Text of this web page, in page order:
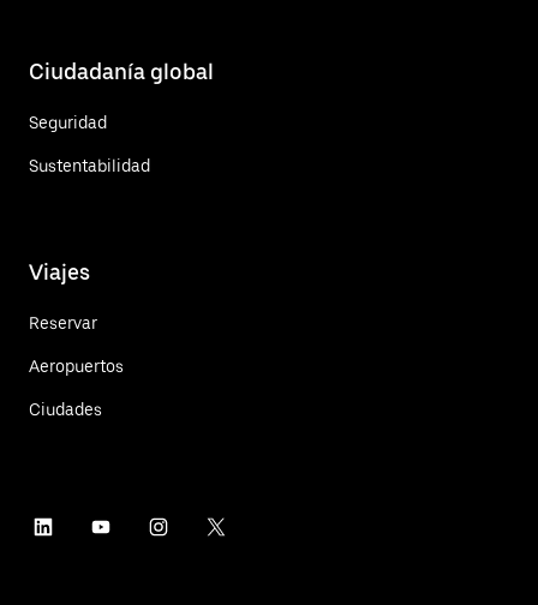
Ciudadanía global
Seguridad
Sustentabilidad
Viajes
Reservar
Aeropuertos
Ciudades